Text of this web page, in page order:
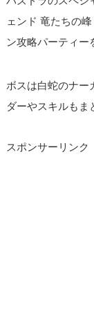
ェンド 竜たちの
ン攻略パーティー
ボスは白蛇のナー
ダーやスキルもま
スポンサーリンク